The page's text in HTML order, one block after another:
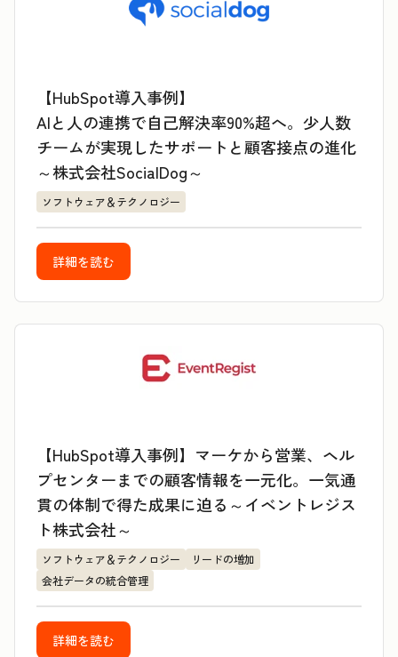
【HubSpot導入事例】
AIと人の連携で自己解決率90%超へ。少人数
チームが実現したサポートと顧客接点の進化
～株式会社SocialDog～
ソフトウェア＆テクノロジー
詳細を読む
【HubSpot導入事例】マーケから営業、ヘル
プセンターまでの顧客情報を一元化。一気通
貫の体制で得た成果に迫る～イベントレジス
ト株式会社～
ソフトウェア＆テクノロジー
リードの増加
会社データの統合管理
詳細を読む